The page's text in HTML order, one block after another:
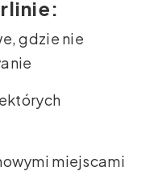
gdzie nie
miejscami